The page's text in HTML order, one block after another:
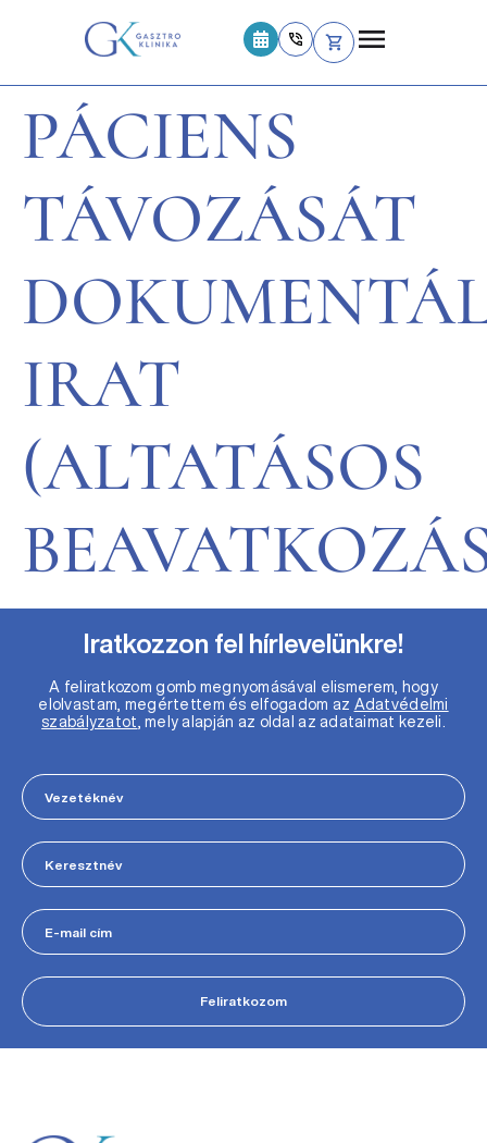
PÁCIENS
TÁVOZÁSÁT
IRAT
(ALTATÁSOS
Iratkozzon fel hírlevelünkre!
A feliratkozom gomb megnyomásával elismerem, hogy
elolvastam, megértettem és elfogadom az Adatvédelmi
szabályzatot , mely alapján az oldal az adataimat kezeli.
Feliratkozom